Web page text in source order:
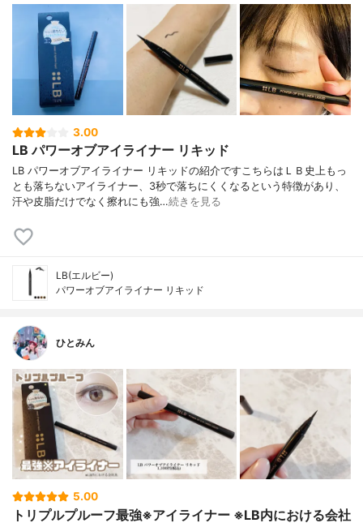
3.00
LB パワーオブアイライナー リキッド
LB パワーオブアイライナー リキッドの紹介ですこちらはＬＢ史上もっ
とも落ちないアイライナー、3秒で落ちにくくなるという特徴があり、
汗や皮脂だけでなく擦れにも強…続きを見る
LB(エルビー)
パワーオブアイライナー リキッド
ひとみん
5.00
トリプルプルーフ最強※アイライナー ※LB内における会社